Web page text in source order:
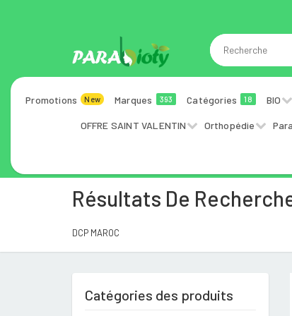
Promotions New Marques 393 Catégories 18 BIO
OFFRE SAINT VALENTIN Orthopédie
Résultats De
DCP MAROC
Catégories des produits